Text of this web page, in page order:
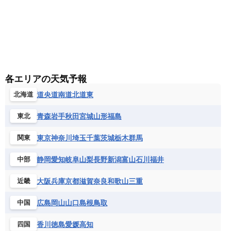
各エリアの天気予報
北海道 道央道南道北道東
東北 青森岩手秋田宮城山形福島
関東 東京神奈川 埼玉千葉茨城栃木群馬
中部 静岡愛知岐阜山梨長野新潟富山石川 福井
近畿 大阪兵庫京都滋賀奈良和歌山三重
中国 広島岡山山口島根鳥取
四国 香川 徳島愛媛高知